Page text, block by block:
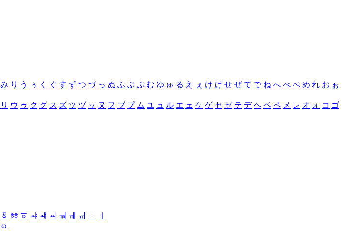
み り う ぅ く ぐ す ず つ づ っ ぬ ふ ぶ ぷ む ゆ ゅ る え ぇ け げ せ ぜ て で ね へ べ ぺ め れ お ぉ
リ ウ ゥ ク グ ス ズ ツ ヅ ッ ヌ フ ブ プ ム ユ ュ ル エ ェ ケ ゲ セ ゼ テ デ ヘ ベ ペ メ レ オ ォ コ ゴ
ㆄ ㆅ ㆆ ㆇ ㆈ ㆉ ㆊ ㆋ ㆌ ㆍ
ㆎ
ω